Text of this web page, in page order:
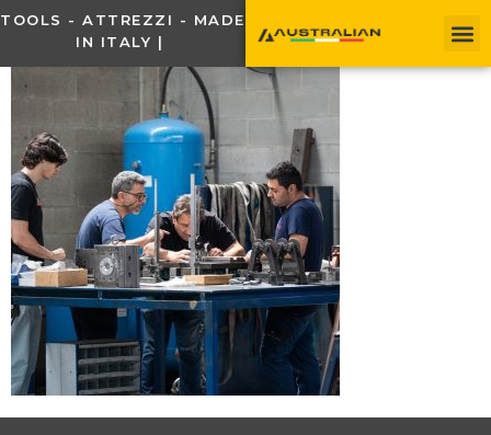
TOOLS - ATTREZZI - MADE
IN ITALY |